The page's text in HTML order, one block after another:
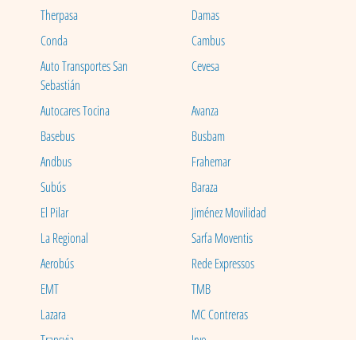
Therpasa
Damas
Conda
Cambus
Auto Transportes San
Sebastián
Cevesa
Autocares Tocina
Avanza
Basebus
Busbam
Andbus
Frahemar
Subús
Baraza
El Pilar
Jiménez Movilidad
La Regional
Sarfa Moventis
Aerobús
Rede Expressos
EMT
TMB
Lazara
MC Contreras